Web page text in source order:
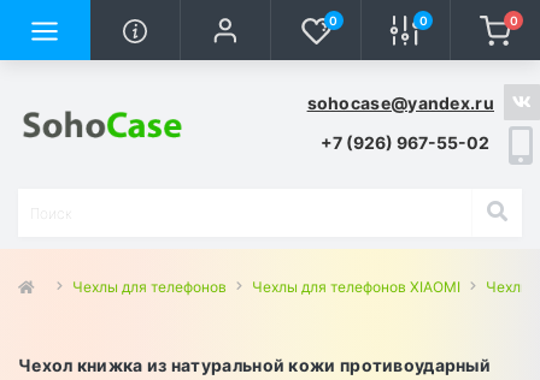
0 0 0
sohocase@yandex.ru
+7 (926) 967-55-02
Чехлы для телефонов Чехлы для телефонов XIAOMI Чехлы
Чехол книжка из натуральной кожи противоударный